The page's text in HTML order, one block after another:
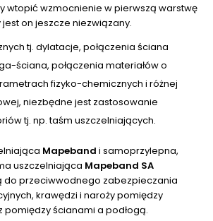
wtopić wzmocnienie w pierwszą warstwę
on jeszcze niezwiązany.
tj. dylatacje, połączenia ściana
ściana, połączenia materiałów o
fizyko-chemicznych i różnej
niezbędne jest zastosowanie
tj. np. taśm uszczelniających.
Mapeband i samoprzylepna,
uszczelniająca Mapeband SA
do przeciwwodnego zabezpieczania
krawędzi i naroży pomiędzy
pomiędzy ścianami a podłogą.